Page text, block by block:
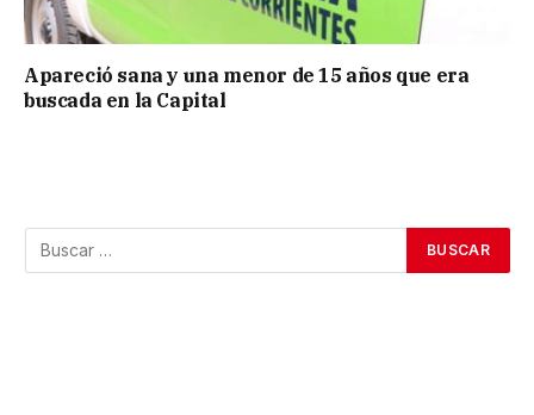
Apareció sana y una menor de 15 años que era
buscada en la Capital